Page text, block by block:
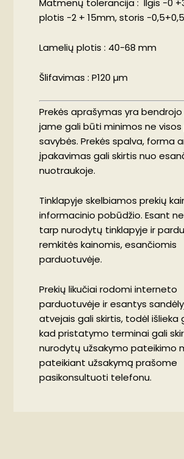
Matmenų tolerancija : Ilgis -0
plotis -2 + 15mm, storis -
Lamelių plotis : 40-68 mm
Šlifavimas : P120 µm
Prekės aprašymas yra
jame gali būti minimos ne visos
savybės. Prekės spalva, forma
įpakavimas gali skirtis nuo
nuotraukoje.
Tinklapyje skelbiamos prekių
informacinio pobūdžio. Esant
tarp nurodytų tinklapyje ir
remkitės kainomis, esančiomis
parduotuvėje.
Prekių likučiai rodomi interneto
parduotuvėje ir esantys
atvejais gali skirtis, todėl išlieka
kad pristatymo terminai gali
nurodytų užsakymo pateikimo
pateikiant užsakymą prašome
pasikonsultuoti telefonu.